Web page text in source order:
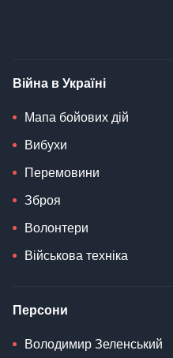
Війна в Україні
Мапа бойових дій
Вибухи
Перемовини
Зброя
Волонтери
Військова техніка
Персони
Володимир Зеленський